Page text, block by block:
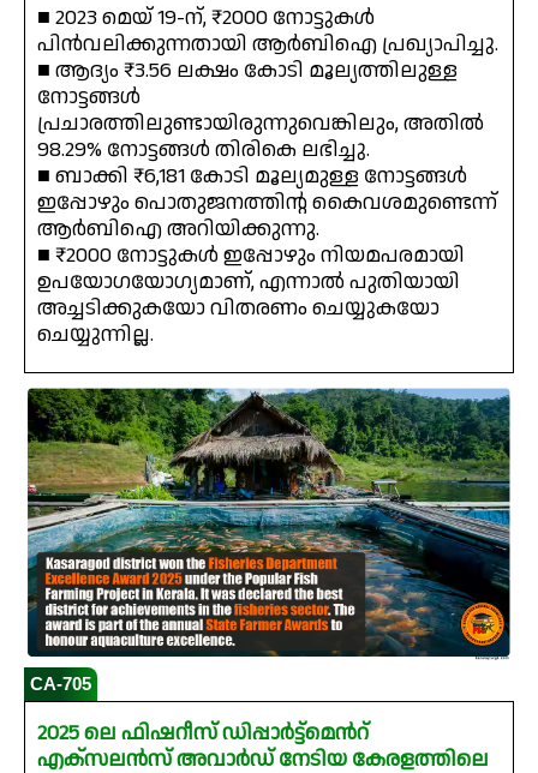
■ 2023 മെയ് 19-ന്, ₹2000 നോട്ടുകൾ
പിൻവലിക്കുന്നതായി ആർബിഐ പ്രഖ്യാപിച്ചു.
■ ആദ്യം ₹3.56 ലക്ഷം കോടി മൂല്യത്തിലുള്ള
നോട്ടങ്ങൾ
പ്രചാരത്തിലുണ്ടായിരുന്നുവെങ്കിലും, അതിൽ
98.29% നോട്ടങ്ങൾ തിരികെ ലഭിച്ചു.
■ ബാക്കി ₹6,181 കോടി മൂല്യമുള്ള നോട്ടങ്ങൾ
ഇപ്പോഴും പൊതുജനത്തിന്റ കൈവശമുണ്ടെന്ന്
ആർബിഐ അറിയിക്കുന്നു.
■ ₹2000 നോട്ടുകൾ ഇപ്പോഴും നിയമപരമായി
ഉപയോഗയോഗ്യമാണ്, എന്നാൽ പുതിയായി
അച്ചടിക്കുകയോ വിതരണം ചെയ്യുകയോ
ചെയ്യുന്നില്ല.
CA-705
2025 ലെ ഫിഷറീസ് ഡിപ്പാർട്ട്മെൻറ്
എക്സലൻസ് അവാർഡ് നേടിയ കേരളത്തിലെ